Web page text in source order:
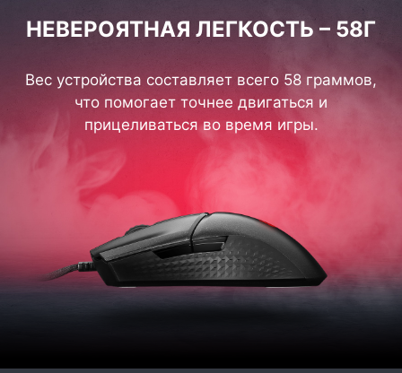
НЕВЕРОЯТНАЯ ЛЕГКОСТЬ – 58Г
Вес устройства составляет всего 58 граммов,
что помогает точнее двигаться и
прицеливаться во время игры.